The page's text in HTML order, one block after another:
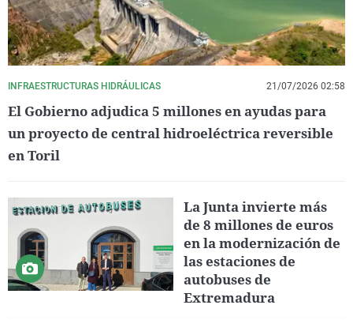
INFRAESTRUCTURAS HIDRÁULICAS 21/07/2026 02:58
El Gobierno adjudica 5 millones en ayudas para
un proyecto de central hidroeléctrica reversible
en Toril
La Junta invierte más
de 8 millones de euros
en la modernización de
las estaciones de
autobuses de
Extremadura